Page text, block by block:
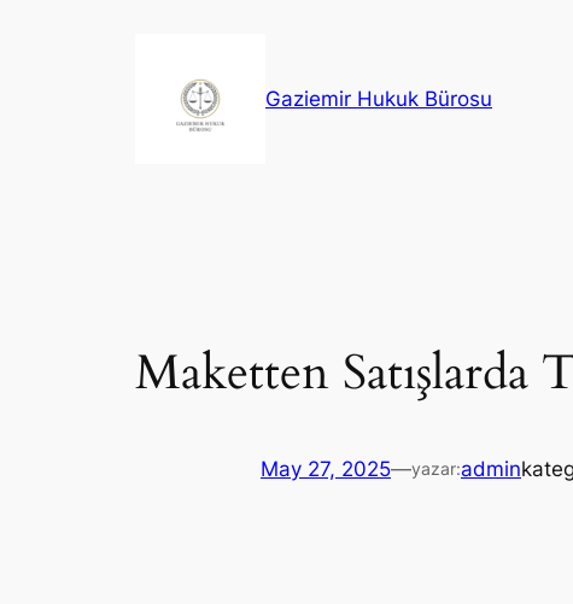
Gaziemir Hukuk Bürosu
Maketten Satışlarda
May 27, 2025—yazar:admin